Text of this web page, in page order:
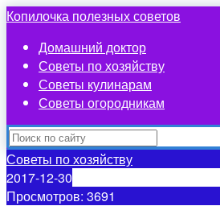
Копилочка полезных советов
Домашний доктор
Советы по хозяйству
Советы кулинарам
Советы огородникам
Советы по хозяйству
2017-12-30
Просмотров: 3691